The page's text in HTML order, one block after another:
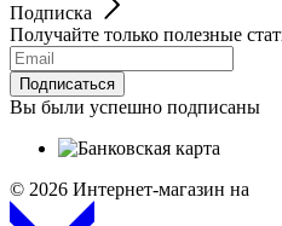
Подписка
Получайте только полезные
Подписаться
Вы были успешно подписаны
© 2026 Интернет-магазин на